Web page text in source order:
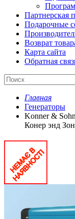
Партнерская
Подарочные
Возврат
Карта сайта
Обратная
Главная
Генераторы
Konner &
Конер энд